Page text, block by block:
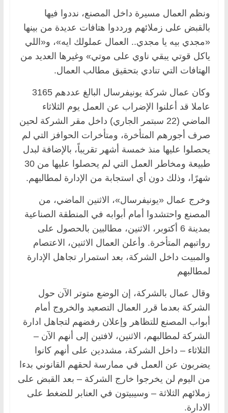
ونظم العمال مسيرة داخل المصنع، نددوا فيها
بالقبض على زملائهم ورددوا هتافات عديدة من بينها
«مجدي بيه يا مجدي.. العمال عملولك ايه»، و«اللي
ياكل قوتي يبقي ناوي على موتي» وغيرها العديد من
الهتافات التي تنادي بتحقيق مطالب العمال.
وكان عمال شركة يونيفرسال البالغ عددهم 3165
عاملا قد أعلنوا الإضراب عن العمل يوم الثلاثاء
الماضي (22 سبتمر الجاري) داخل مقر الشركة لحين
صرف أجورهم المتأخرة، ومتأخرات الحوافز التي لم
يحصلوا عليها منذ خمسة أشهر تقريباً، بالإضافة لبدل
طبيعة ومخاطر العمل التي لم يحصلوا عليها من 30
شهرًا، وذلك دون أي استجابة من الإدارة لمطالبهم.
وخرج عمال «يونيفرسال»، الاثنين الماضي، من
المصنع واحتشدوا أمام أبوابه في المنطقة الصناعية
بمدينة 6 أكتوبر، الاثنين، مطالبين بالحصول على
رواتبهم المتأخرة. وأعلن العمال الاثنين، الاعتصام
والمبيت داخل الشركة، بعد استمرار تجاهل الإدارة
لمطالبهم
وقال عمال بالشركة، إن الوضع متوتر الآن حول
الشركة بعدما قرر العمال التصعيد والخروج أمام
أبواب المصنع للتظاهر وإعلان رفضهم لتجاهل ادارة
الشركة لمطالبهم، الاثنين، لافتين إلى أنهم الآن –
الثلاثاء – داخل الشركة، مشددين على أنهم كانوا
يضربون عن العمل في ممارسة لحقهم القانوني بدءا
من اليوم لن يخرجوا خارج الشركة – بعد القبض على
زملائهم الثلاثة – وسيبيتون في العنابر للضغط على
الادارة.